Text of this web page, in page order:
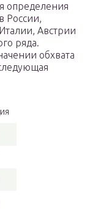
определения
России,
Австрии
ряда.
обхвата